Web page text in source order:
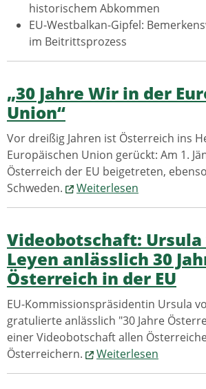
historischem Abkommen
EU-Westbalkan-Gipfel:
im Beitrittsprozess
„30 Jahre Wir in der
Union“
Vor dreißig Jahren ist Österreich ins
Europäischen Union gerückt: Am 1.
Österreich der EU beigetreten,
Schweden.
Weiterlesen
Videobotschaft:
Leyen anlässlich 30
Österreich in der EU
EU-Kommissionspräsidentin Ursula
gratulierte anlässlich "30 Jahre
einer Videobotschaft allen
Österreichern.
Weiterlesen